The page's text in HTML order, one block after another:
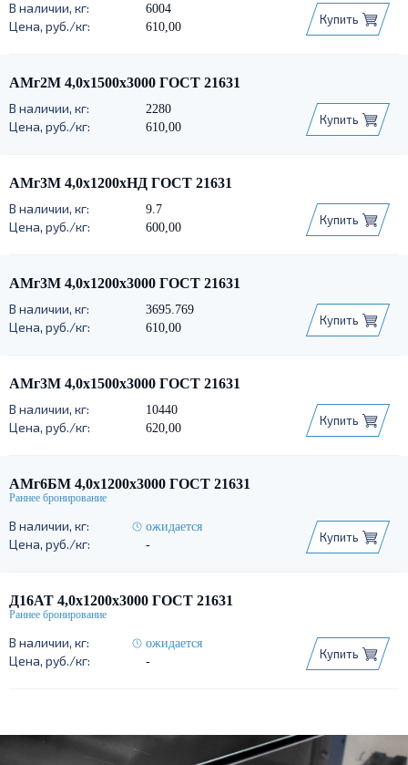
6004
610,00
Купить
АМг2М 4,0х1500х3000 ГОСТ 21631
2280
610,00
Купить
АМг3М 4,0х1200хНД ГОСТ 21631
9.7
600,00
Купить
АМг3М 4,0х1200х3000 ГОСТ 21631
3695.769
610,00
Купить
АМг3М 4,0х1500х3000 ГОСТ 21631
10440
620,00
Купить
АМг6БМ 4,0х1200х3000 ГОСТ 21631
ожидается
-
Купить
Д16АТ 4,0х1200х3000 ГОСТ 21631
ожидается
-
Купить